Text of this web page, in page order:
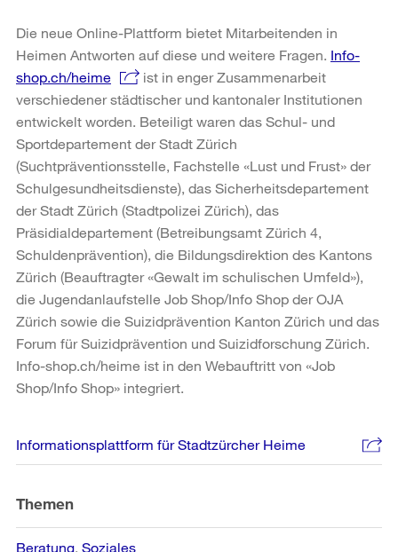
Die neue Online-Plattform bietet Mitarbeitenden in
Heimen Antworten auf diese und weitere Fragen. Info-
shop.ch/heime
ist in enger Zusammenarbeit
verschiedener städtischer und kantonaler Institutionen
entwickelt worden. Beteiligt waren das Schul- und
Sportdepartement der Stadt Zürich
(Suchtpräventionsstelle, Fachstelle «Lust und Frust» der
Schulgesundheitsdienste), das Sicherheitsdepartement
der Stadt Zürich (Stadtpolizei Zürich), das
Präsidialdepartement (Betreibungsamt Zürich 4,
Schuldenprävention), die Bildungsdirektion des Kantons
Zürich (Beauftragter «Gewalt im schulischen Umfeld»),
die Jugendanlaufstelle Job Shop/Info Shop der OJA
Zürich sowie die Suizidprävention Kanton Zürich und das
Forum für Suizidprävention und Suizidforschung Zürich.
Info-shop.ch/heime ist in den Webauftritt von «Job
Shop/Info Shop» integriert.
Weitere
Informationen
Informationsplattform für Stadtzürcher Heime
Themen
Beratung Soziales